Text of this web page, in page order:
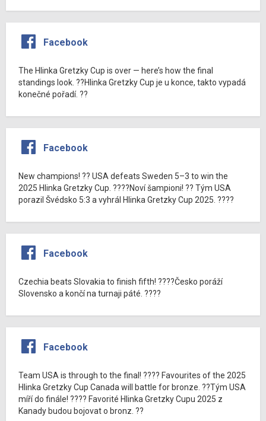
Facebook
The Hlinka Gretzky Cup is over — here’s how the final
standings look. ??Hlinka Gretzky Cup je u konce, takto vypadá
konečné pořadí. ??
Facebook
New champions! ?? USA defeats Sweden 5–3 to win the
2025 Hlinka Gretzky Cup. ????Noví šampioni! ?? Tým USA
porazil Švédsko 5:3 a vyhrál Hlinka Gretzky Cup 2025. ????
Facebook
Czechia beats Slovakia to finish fifth! ????Česko poráží
Slovensko a končí na turnaji páté. ????
Facebook
Team USA is through to the final! ???? Favourites of the 2025
Hlinka Gretzky Cup Canada will battle for bronze. ??Tým USA
míří do finále! ???? Favorité Hlinka Gretzky Cupu 2025 z
Kanady budou bojovat o bronz. ??